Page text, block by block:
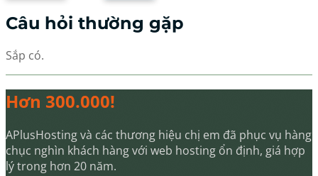
Câu hỏi thường gặp
Sắp có.
Hơn 300.000!
APlusHosting và các thương hiệu chị em đã phục vụ hàng
chục nghìn khách hàng với web hosting ổn định, giá hợp
lý trong hơn 20 năm.